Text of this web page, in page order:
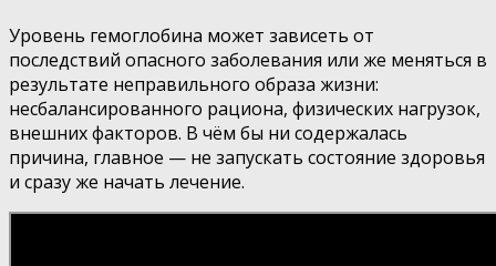
Уровень гемоглобина может зависеть от
последствий опасного заболевания или же меняться в
результате неправильного образа жизни:
несбалансированного рациона, физических нагрузок,
внешних факторов. В чём бы ни содержалась
причина, главное — не запускать состояние здоровья
и сразу же начать лечение.